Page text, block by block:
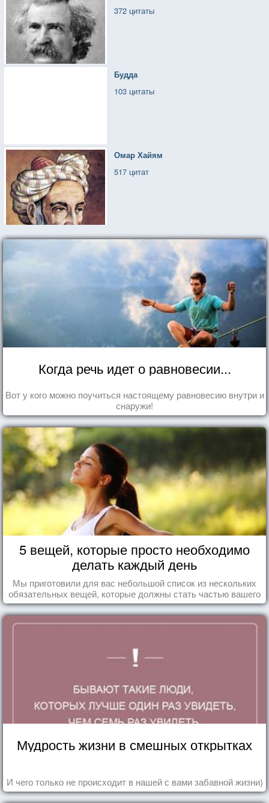
372 цитаты
Будда
103 цитаты
Омар Хайям
517 цитат
Когда речь идет о равновесии...
Вот у кого можно поучиться настоящему равновесию внутри и
снаружи!
5 вещей, которые просто необходимо
делать каждый день
Мы приготовили для вас небольшой список из нескольких
обязательных вещей, которые должны стать частью вашего
дня.
Мудрость жизни в смешных открытках
И чего только не происходит в нашей с вами забавной жизни)